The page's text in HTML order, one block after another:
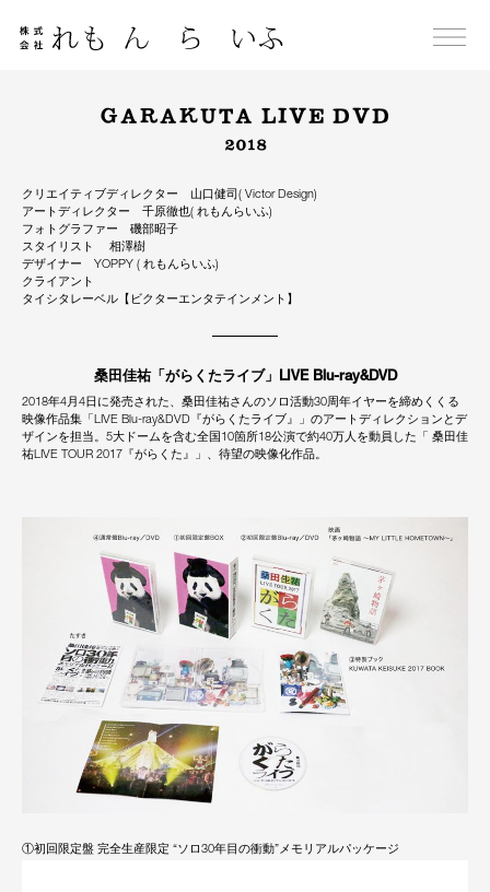
content
GARAKUTA LIVE DVD
2018
クリエイティブディレクター 山口健司( Victor Design)
アートディレクター 千原徹也( れもんらいふ)
フォトグラファー 磯部昭子
スタイリスト 相澤樹
デザイナー YOPPY ( れもんらいふ)
クライアント
タイシタレーベル【ビクターエンタテインメント】
桑田佳祐「がらくたライブ」LIVE Blu-ray&DVD
2018年4月4日に発売された、桑田佳祐さんのソロ活動30周年イヤーを締めくくる
映像作品集「LIVE Blu-ray&DVD『がらくたライブ』」のアートディレクションとデ
ザインを担当。5大ドームを含む全国10箇所18公演で約40万人を動員した「 桑田佳
祐LIVE TOUR 2017『がらくた』」、待望の映像化作品。
①初回限定盤 完全生産限定 “ソロ30年目の衝動”メモリアルパッケージ